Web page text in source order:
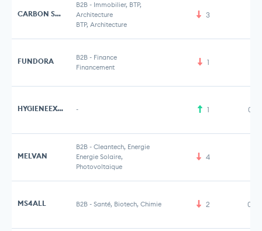
CARBON SAVER
B2B - Immobilier, BTP,
Architecture
BTP, Architecture
3
FUNDORA B2B - Finance
Financement
1
HYGIENEEXPERT - 1
MELVAN
B2B - Cleantech, Energie
Energie Solaire,
Photovoltaique
4
MS4ALL B2B - Santé, Biotech, Chimie 2